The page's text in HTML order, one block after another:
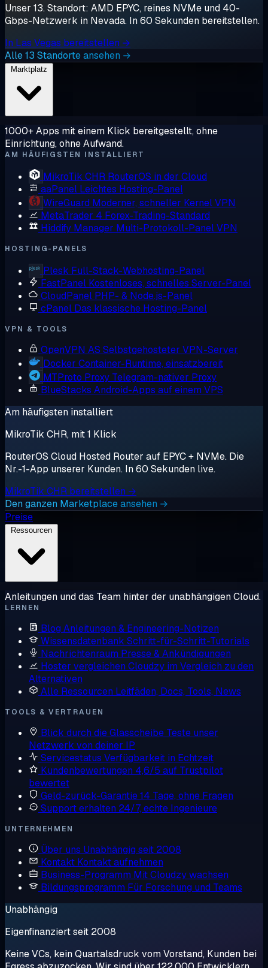
Unser 13. Standort: AMD EPYC, reines NVMe und 40-
Gbps-Netzwerk in Nevada. In 60 Sekunden bereitstellen.
In Las Vegas bereitstellen →
Alle 13 Standorte ansehen →
1000+ Apps mit einem Klick bereitgestellt, ohne
Einrichtung, ohne Aufwand.
AM HÄUFIGSTEN INSTALLIERT
MikroTik CHR RouterOS in der Cloud
aaPanel Leichtes Hosting-Panel
WireGuard Moderner, schneller Kernel VPN
MetaTrader 4 Forex-Trading-Standard
Hiddify Manager Multi-Protokoll-Panel VPN
HOSTING-PANELS
Plesk Full-Stack-Webhosting-Panel
FastPanel Kostenloses, schnelles Server-Panel
CloudPanel PHP- & Node.js-Panel
cPanel Das klassische Hosting-Panel
VPN & TOOLS
OpenVPN AS Selbstgehosteter VPN-Server
Docker Container-Runtime, einsatzbereit
MTProto Proxy Telegram-nativer Proxy
BlueStacks Android-Apps auf einem VPS
Am häufigsten installiert
MikroTik CHR, mit 1 Klick
RouterOS Cloud Hosted Router auf EPYC + NVMe. Die
Nr.-1-App unserer Kunden. In 60 Sekunden live.
MikroTik CHR bereitstellen →
Den ganzen Marketplace ansehen →
Preise
Anleitungen und das Team hinter der unabhängigen Cloud.
LERNEN
Blog Anleitungen & Engineering-Notizen
Wissensdatenbank Schritt-für-Schritt-Tutorials
Nachrichtenraum Presse & Ankündigungen
Hoster vergleichen Cloudzy im Vergleich zu den
Alternativen
Alle Ressourcen Leitfäden, Docs, Tools, News
TOOLS & VERTRAUEN
Blick durch die Glasscheibe Teste unser
Netzwerk von deiner IP
Servicestatus Verfügbarkeit in Echtzeit
Kundenbewertungen 4,6/5 auf Trustpilot
bewertet
Geld-zurück-Garantie14 Tage, ohne Fragen
Support erhalten 24/7, echte Ingenieure
UNTERNEHMEN
Über uns Unabhängig seit 2008
Kontakt Kontakt aufnehmen
Business-Programm Mit Cloudzy wachsen
Bildungsprogramm Für Forschung und Teams
Unabhängig
Eigenfinanziert seit 2008
Keine VCs, kein Quartalsdruck vom Vorstand, Kunden bei